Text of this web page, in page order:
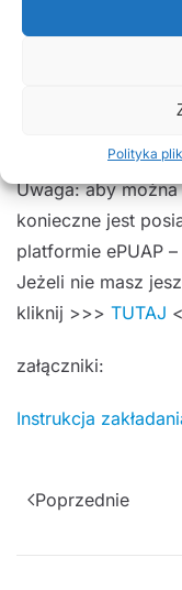
Polityka
jednego
może przekroczyć
złośliwe będą
Uwaga: aby
konieczne jest
platformie ePUAP
Jeżeli nie masz
kliknij >>> TUTAJ
załączniki:
Instrukcja
Poprzednie